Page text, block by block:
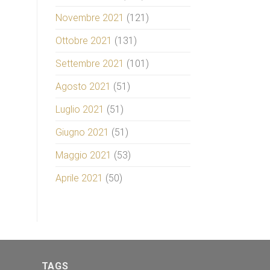
Novembre 2021 (121)
Ottobre 2021 (131)
Settembre 2021 (101)
Agosto 2021 (51)
Luglio 2021 (51)
Giugno 2021 (51)
Maggio 2021 (53)
Aprile 2021 (50)
TAGS